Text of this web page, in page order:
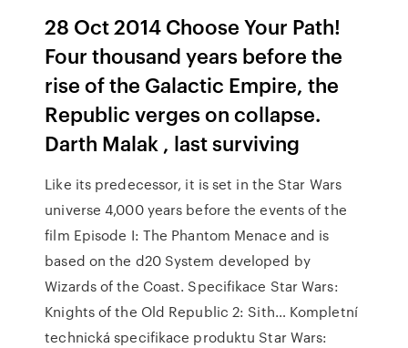
28 Oct 2014 Choose Your Path!
Four thousand years before the
rise of the Galactic Empire, the
Republic verges on collapse.
Darth Malak , last surviving
Like its predecessor, it is set in the Star Wars
universe 4,000 years before the events of the
film Episode I: The Phantom Menace and is
based on the d20 System developed by
Wizards of the Coast. Specifikace Star Wars:
Knights of the Old Republic 2: Sith… Kompletní
technická specifikace produktu Star Wars: